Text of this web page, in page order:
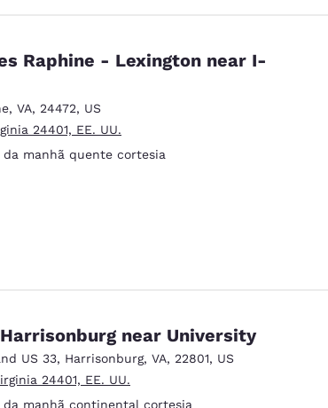
Raphine - Lexington near I-
, VA, 24472, US
24401, EE. UU.
da manhã quente cortesia
Bueno. 1534 reseñas
near University
US 33, Harrisonburg, VA, 22801, US
24401, EE. UU.
da manhã continental cortesia